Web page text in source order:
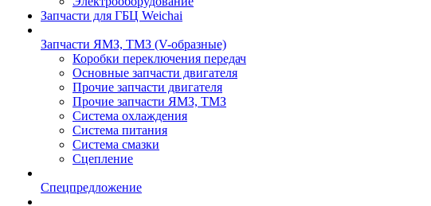
Запчасти для ГБЦ Weichai
Запчасти ЯМЗ, ТМЗ (V-образные)
Коробки переключения передач
Основные запчасти двигателя
Прочие запчасти двигателя
Прочие запчасти ЯМЗ, ТМЗ
Система охлаждения
Система питания
Система смазки
Сцепление
Спецпредложение